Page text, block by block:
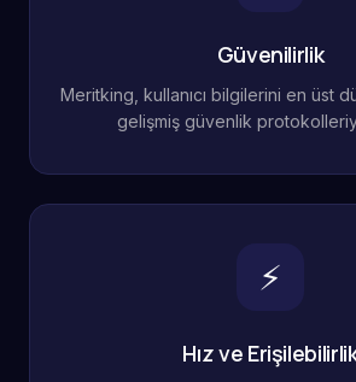
Güvenilirlik
Meritking, kullanıcı bilgilerini en üst
gelişmiş güvenlik
⚡
Hız ve